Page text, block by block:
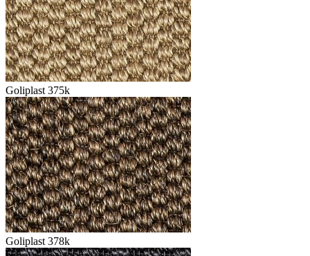
Goliplast 375k
Goliplast 378k